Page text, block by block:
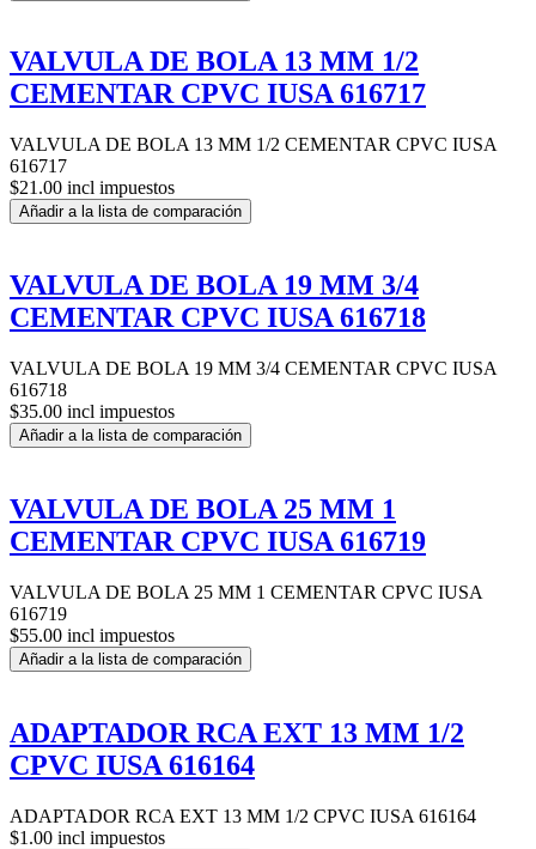
VALVULA DE BOLA 13 MM 1/2
CEMENTAR CPVC IUSA 616717
VALVULA DE BOLA 13 MM 1/2 CEMENTAR CPVC IUSA
616717
$21.00 incl impuestos
Añadir a la lista de comparación
VALVULA DE BOLA 19 MM 3/4
CEMENTAR CPVC IUSA 616718
VALVULA DE BOLA 19 MM 3/4 CEMENTAR CPVC IUSA
616718
$35.00 incl impuestos
Añadir a la lista de comparación
VALVULA DE BOLA 25 MM 1
CEMENTAR CPVC IUSA 616719
VALVULA DE BOLA 25 MM 1 CEMENTAR CPVC IUSA
616719
$55.00 incl impuestos
Añadir a la lista de comparación
ADAPTADOR RCA EXT 13 MM 1/2
CPVC IUSA 616164
ADAPTADOR RCA EXT 13 MM 1/2 CPVC IUSA 616164
$1.00 incl impuestos